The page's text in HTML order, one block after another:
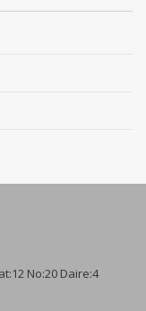
No:20 Daire:4